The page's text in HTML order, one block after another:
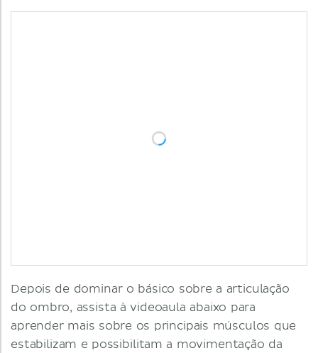
Depois de dominar o básico sobre a articulação
do ombro, assista à videoaula abaixo para
aprender mais sobre os principais músculos que
estabilizam e possibilitam a movimentação da